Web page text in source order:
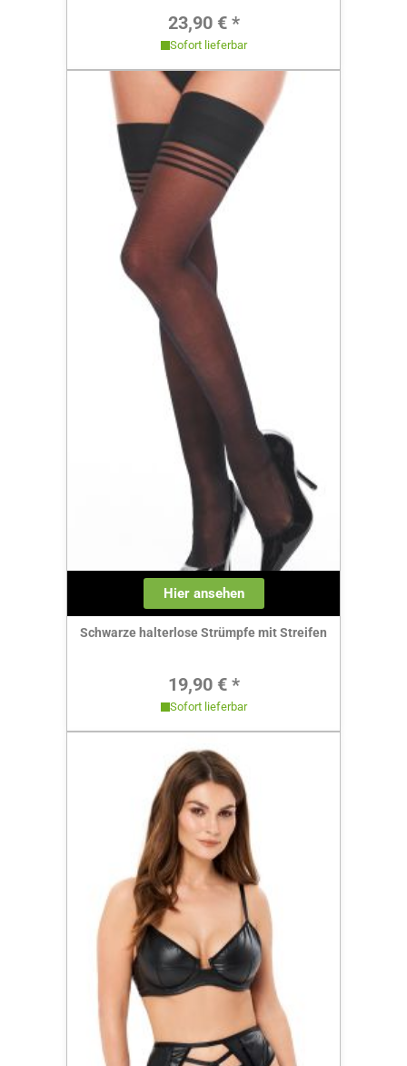
Regulärer Preis:
23,90 € *
Sofort lieferbar
Hier ansehen
Schwarze halterlose Strümpfe mit Streifen
Regulärer Preis:
19,90 € *
Sofort lieferbar